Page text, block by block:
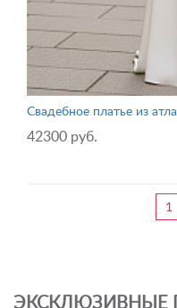
Свадебное платье из
42300 руб.
1
ЭКСКЛЮЗИВНЫЕ